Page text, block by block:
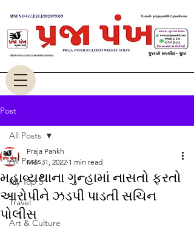
Post
All Posts
My Top 5
Travel
Art & Culture
All Posts
મહાવ્યથાના ગુન્હામાં નાસતો ફરતો
આરોપીને ઝડપી પાડતી સચિન
પોલીસ
Praja Pankh
Mar 31, 2022 1 min read